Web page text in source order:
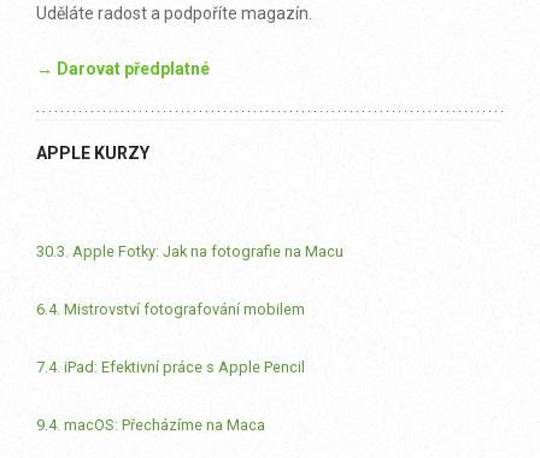
Uděláte radost a podpoříte magazín.
→ Darovat předplatné
APPLE KURZY
30.3. Apple Fotky: Jak na fotografie na Macu
6.4. Mistrovství fotografování mobilem
7.4. iPad: Efektivní práce s Apple Pencil
9.4. macOS: Přecházíme na Maca